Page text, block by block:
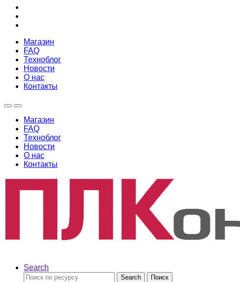
Магазин
FAQ
Техноблог
Новости
О нас
Контакты
Магазин
FAQ
Техноблог
Новости
О нас
Контакты
Search
Search Поиск